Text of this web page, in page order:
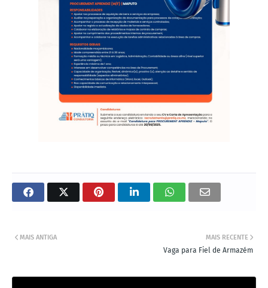
MAIS RECENTE
Vaga para Fiel de Armazém
MAIS ANTIGA